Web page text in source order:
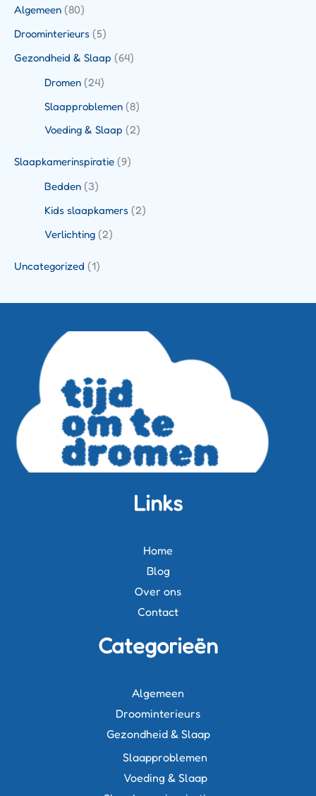
Algemeen (80)
Droominterieurs (5)
Gezondheid & Slaap (64)
Dromen(24)
Slaapproblemen(8)
Voeding & Slaap (2)
Slaapkamerinspiratie (9)
Bedden(3)
Kids slaapkamers(2)
Verlichting(2)
Uncategorized (1)
Links
Home
Blog
Over ons
Contact
Categorieën
Algemeen
Droominterieurs
Gezondheid & Slaap
Slaapproblemen
Voeding & Slaap